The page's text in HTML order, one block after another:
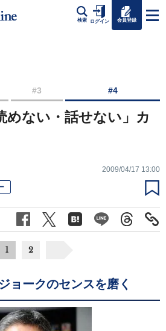
検索 ログイン 会員登録
#3 #4
めない・話せない」カ
2009/04/17 13:00
1 2
ョークのセンスを磨く